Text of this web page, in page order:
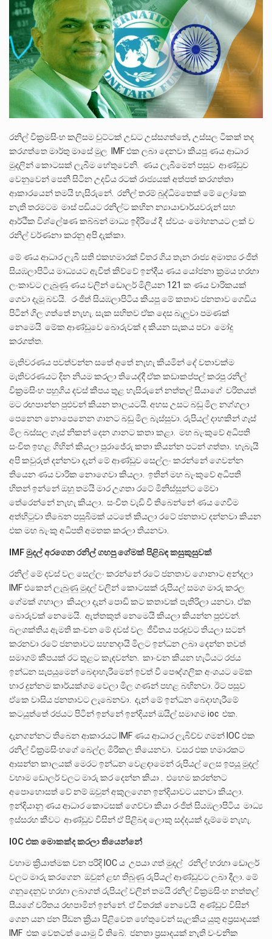
ලාල් කාන්ත ඇමතිවරයා අධිකරණ විනිශ්චයකාරවරුන්ගේ විශ්‍රාම යෑමේ වයස සම්බන්ධයෙන් නිහඬව සිටින ලෙස තමාට දැනුම් දුන්…
2011 වසරේදී දේශපාලන හා මානව හිමිකම් ක්‍රියාකාරීන් වන ලලිත්කුමාර් වීරරාජ් සහ කුගන් මුරුගානන්දන් යාපනයේදී අතුරුදන්…
ගොවියන්ගේ ප්‍රශ්න, ධීවරයන්ගේ ප්‍රශ්න, සෞඛය ප්‍රශ්න, වැටු ප්‍ර්ශ්න, රැකියා විරහිත ප්‍රශ්න මේ සියලු ප්‍රශ්නවලට තනි…
රනිල් වික්‍රමසිංහ කලිසම චුට්ටක් උඩට උස්සගත්තේ, උස්සල ටිකක් තද
කරගත්තෙ මාර්තු මාසේ මුල IMF එක ලබා දෙනවා කියපු ණය ආධාර
මුදලින් කොටසක් ලැබීම හේතුවෙනි. ණය ලැබීමෙන් පසුව ආණ්ඩුව
වෙනුවෙන් පෙනී සිටින උදවිය රටක් රාජ්‍යයක් අත්පත් කරගත්තා
ආකාරයෙන් තමයි හැසිරුනේ. රනිල් තරම් බුද්ධිමතෙක් මේ ලෝකෙ
නැති තරමටම මාස් පඩියට රනිල්ට කහින න්‍යායාචාර්යවරුන් සහ
ආර්ථික විශ්ලේෂණ කබ්බන් මාධ්‍ය ඉදිරියේ දී ස්වයං මෝහනයට ලක් ව
රනිල් වර්ණනා කරනු අපි දැක්කා.
මේ ණය ආධාර ලැබී සති එකහමාරක් විතර ගිය තැන රාජ්‍ය අමාත්‍ය රංජිත්
සියඹලාපිටිය මාධ්‍යයට ඇවිත් කිව්වේ ඉන්දීය ණය යෝජනා ක්‍රමය හරහා
ලංකාවට ලැබුණු ණය වලින් ඩොලර් මිලියන 121 ක ණය වාරිකයක්
ගෙවා දැමූ බවයි. රංජිත් සියඹලාපිටිය කියපු මේ කතාව ජනතාව ගෙඩිය
පිටින් ගිල ගත්තේ නැහැ. සැක සහිතව ඒක දෙස බැලුවා පමණක්
නෙමෙයි මේක ආණ්ඩුවෙ බොරුවක් ද කියන සැකය පවා මෝදු
කරගත්ත.
මැතිවරණය පවත්වන්න සතේ අතේ නැහැ කියමින් දේ වතාවක්ම
මැතිවරණයට දින නියම කරලා තියෙද්දී ඒක කඩාකප්පල් කරපු රනිල්
වික්‍රමසිංහ පහුගිය දවස් කීපය තුළ හැසිරුනේ නත්තල් සීයාගේ චරිතයත්
මට රඟපාන්න පුළුවන් කියන තාලයටයි. අහස උසට බඩු මිල නග්ගලා
පෙනෙන නොපෙනෙන ගානට බඩු මිල බැස්සුවා. රුපියල් දාහකින් ගෑස්
මිල බස්සල ගෑස් නිකන් දෙන ගානට කතා කළා. මහ බැංකුවේ අධිපති
සංචිත ඉහළ ගිහින් කියලා පුරාජේරු කතා කියන්න පටන් ගත්තා. හැබැයි
අපි කවුරුත් දන්නවා දැන් මේ ආණ්ඩුව සෙල්ලං කරන්නේ ගෙවන්න
තියෙන ණය වාරික නොගෙවා කියලා. ඉතින් මහ බැංකුවේ අධිපති
හිතන් ඉන්නේ ඔහු තමයි මාර උගතා රටේ මිනිස්සුන්ට මේවා
තේරෙන්නේ නැහැ කියලා. සංචිත වැඩි වී තිබෙන්නේ ණය ගෙවීම
අත්හිටුවා තිබෙන පසුබිමක් යටතේ කියලා රටේ ජනතාව දන්නවා කියන
එක මහ බැංකු අධිපති අමතක කරලා තියනවා.
IMF මුදල් අරගෙන රනිල් ගහපු ගේමක් පිළිබඳ කසුකුසුවක්
රනිල් මේ දවස් වල සෙල්ලං කරන්නේ රටේ ජනතාව ගොනාට අන්දලා
IMF එකෙන් ලැබුණු මුදල් වලින් කොටසක් රුපියල් සමග මාරු කරල
ගේමක් ගහාලා කියලා දැන් පොඩි කට කතාවක් පැතිරිලා යනවා. ඒක
බොරුවක් නෙමෙයි. ඇත්තකුත් නෙමෙයි කියලා කියන්න පුළුවන්.
බලශක්තිය ඇමති කංචන මේ දවස් වල ජීවිතය පරදුවට තියලා සටන්
කරනවා රටේ ජනතාවට සහනදායි මිලට ඉන්ධන ලබා දෙන්න තවත්
සමාගම් කීපයක් රට තුළට කැඳවන්න. කාංචන කියන හැටියට රජය
ඉන්ධන සැපයුමෙන් බෙදාහැරීමෙන් ඉවත් වී පෞද්ගලික අංශයට මේක
භාර දුන්නම කාර්යක්ශම වෙලා මිල ගණන් පහළ බහිනවා. ඊට පසුව
ඒකෙ වාසිය ජනතාවට ලැබෙනවා. දැන් මේ ඉන්ධන බෙදාහැරීමේ
කටයුත්තේ රජයට පිටින් ඉන්නේ ඉන්දියන් ඔයිල් සමාගම ioc එක.
දැනගන්නට තිබෙන ආකාරයට IMF ණය ආධාර ලැබිච්ච ගමන් IOC එක
රනිල් වික්‍රමසිංහගේ බෙල්ල මිරිකල තියෙනවා. වසර එක හමාරකට
ආසන්න කාලයක් මෙරට ඉන්ධන වෙළඳාමෙන් රුපියල් ලෙස ඉපයූ මුදල්
වහාම ඩොලර් වලට මාරු කර දෙන්න කියා . එහෙම කරන්නට
අපොහොසත් වේ නම් ඔවුන් අකුලගෙන ඉන්දියාවට යනවා කියලා.
ඉන්දියානු ණය ආධාර කොටසක් ගෙව්වා කියා රංජිත් සියඹලාපිටිය මාධ්‍ය
ඉස්සරහ කීවට ආණ්ඩුව විසින් ඒ පිළිබඳ ලොකු සද්දයක් දැම්මෙ නැහැ.
IOC එක මොකක්ද කරලා තියෙන්නේ
වහාම ක්‍රියාත්මක වන පරිදි IOC ය උපයා ගත් මුදල් රනිල් හරහා ඩොලර්
වලට මාරු කරගෙන ඔවුන් ළඟ තිබුණු රුපියල් ආණ්ඩුවට ලබා දීලා. මේ
ගනුදෙනුව හරහා ලබාගත් රුපියල් වලින් තමයි රනිල් වික්‍රමසිංහ නත්තල්
සීයගේ චරිතය රඟපාමින් ඉන්නේ. ඒ විතරක් නෙවෙයි අණ්ඩුව විසින්
ගෙන යන ජන පීඩන ක්‍රියා පිළිවෙත හේතුවෙන් සැලකිය යුතු අප්‍රසාදයක්
IMF එක වෙතටත් යොමු වී තිබේ. ජනතා ප්‍රසාදයක් නැති වංචනික